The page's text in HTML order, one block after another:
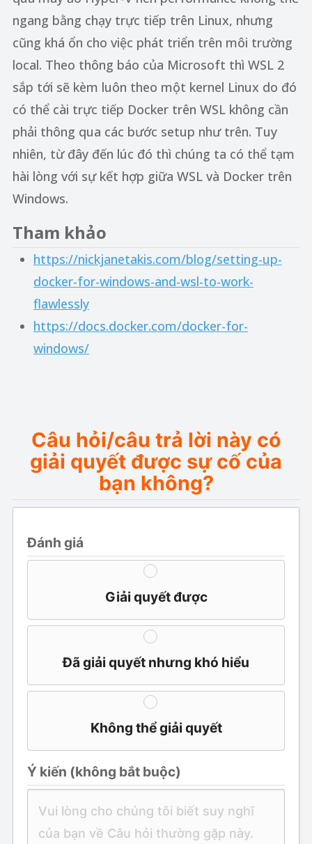
ngang bằng chạy trực tiếp trên Linux, nhưng
cũng khá ổn cho việc phát triển trên môi trường
local. Theo thông báo của Microsoft thì WSL 2
sắp tới sẽ kèm luôn theo một kernel Linux do đó
có thể cài trực tiếp Docker trên WSL không cần
phải thông qua các bước setup như trên. Tuy
nhiên, từ đây đến lúc đó thì chúng ta có thể tạm
hài lòng với sự kết hợp giữa WSL và Docker trên
Windows.
Tham khảo
https://nickjanetakis.com/blog/setting-up-
docker-for-windows-and-wsl-to-work-
flawlessly
https://docs.docker.com/docker-for-
windows/
Câu hỏi/câu trả lời này có
giải quyết được sự cố của
bạn không?
Đánh giá
Giải quyết được
Đã giải quyết nhưng khó hiểu
Không thể giải quyết
Ý kiến ​​(không bắt buộc)